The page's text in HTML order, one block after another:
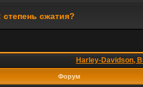
сжатия?
Harley-Davidson,
Форум